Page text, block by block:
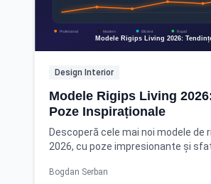
Design Interior
Modele Rigips Living
Poze Inspiraționale
Descoperă cele mai noi modele de
2026, cu poze impresionante și
Bogdan Serban